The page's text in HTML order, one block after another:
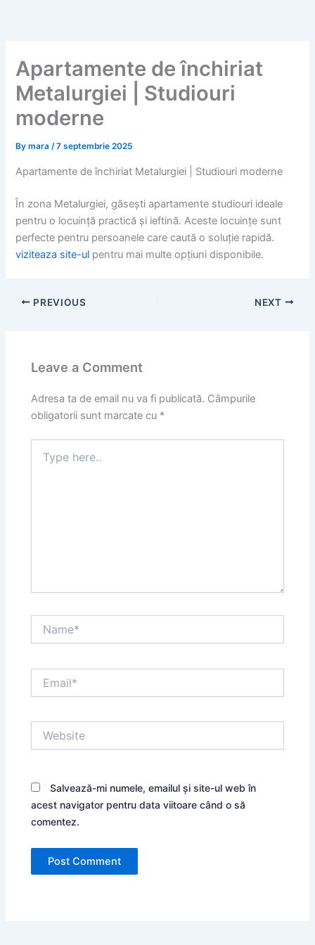
Apartamente de închiriat
Metalurgiei | Studiouri
moderne
Bymara/7 septembrie 2025
Apartamente de închiriat Metalurgiei | Studiouri moderne
În zona Metalurgiei, găsești apartamente studiouri ideale
pentru o locuință practică și ieftină. Aceste locuințe sunt
perfecte pentru persoanele care caută o soluție rapidă.
viziteaza site-ul pentru mai multe opțiuni disponibile.
PREVIOUS NEXT
Leave a Comment
Adresa ta de email nu va fi publicată. Câmpurile
obligatorii sunt marcate cu *
here..
Salvează-mi numele, emailul și site-ul web în
acest navigator pentru data viitoare când o să
comentez.